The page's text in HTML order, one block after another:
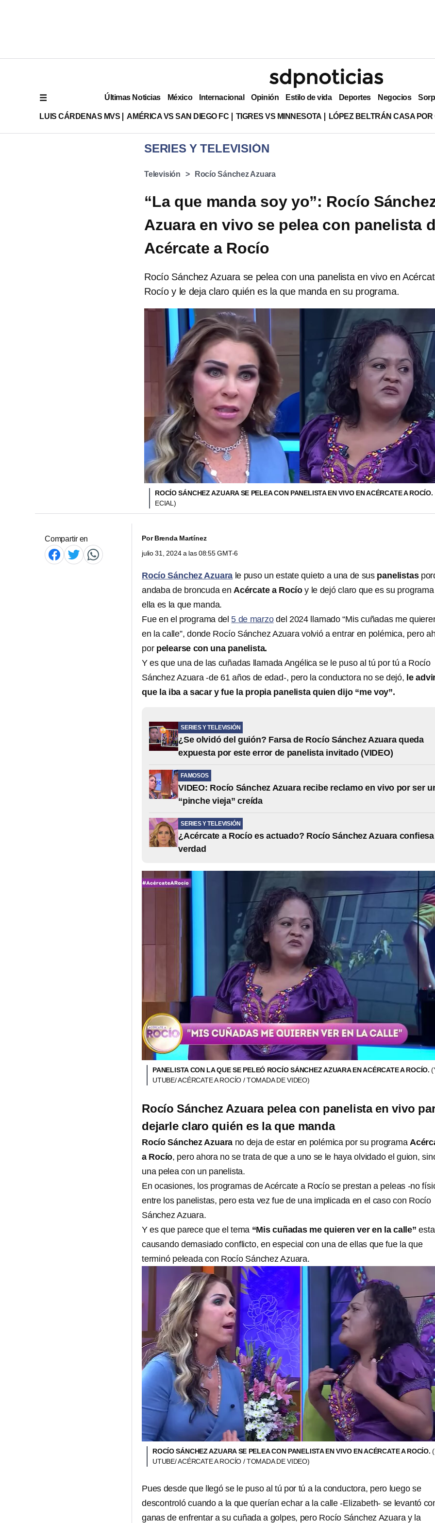
Últimas Noticias México Internacional Opinión Estilo de vida Deportes Negocios
LUIS CÁRDENAS MVS AMÉRICA VS SAN DIEGO FC TIGRES VS MINNESOTA LÓPEZ BELTRÁN CASA
SERIES Y TELEVISIÓN
Televisión Rocío Sánchez Azuara
“La que manda soy yo”: Rocío
Azuara en vivo se pelea con panelista
Acércate a Rocío
Rocío Sánchez Azuara se pelea con una panelista en vivo en
Rocío y le deja claro quién es la que manda en su programa.
ROCÍO SÁNCHEZ AZUARA SE PELEA CON PANELISTA EN VIVO EN ACÉRCATE A ROCÍO.
ECIAL)
Compartir en PorBrenda Martínez
julio 31, 2024 a las 08:55 GMT-6
Rocío Sánchez Azuara le puso un estate quieto a una de sus panelistas
andaba de broncuda enAcércate a Rocíoy le dejó claro que es su
ella es la que manda.
Fue en el programa del 5 de marzodel 2024 llamado “Mis cuñadas me
en la calle”, donde Rocío Sánchez Azuara volvió a entrar en polémica, pero
por pelearse con una panelista.
Y es que una de las cuñadas llamada Angélica se le puso al tú por tú a Rocío
Sánchez Azuara -de 61 años de edad-, pero la conductora no se dejó, le
que la iba a sacar y fue la propia panelista quien dijo “me voy”.
SERIES Y TELEVISIÓN
¿Se olvidó del guión? Farsa de Rocío Sánchez Azuara queda
expuesta por este error de panelista invitado (VIDEO)
FAMOSOS
VIDEO: Rocío Sánchez Azuara recibe reclamo en vivo por ser
“pinche vieja” creída
SERIES Y TELEVISIÓN
¿Acércate a Rocío es actuado? Rocío Sánchez Azuara
verdad
PANELISTA CON LA QUE SE PELEÓ ROCÍO SÁNCHEZ AZUARA EN ACÉRCATE A ROCÍO.
UTUBE/ ACÉRCATE A ROCÍO / TOMADA DE VIDEO)
Rocío Sánchez Azuara pelea con panelista en vivo
dejarle claro quién es la que manda
Rocío Sánchez Azuara no deja de estar en polémica por su programa
a Rocío, pero ahora no se trata de que a uno se le haya olvidado el guion,
una pelea con un panelista.
En ocasiones, los programas de Acércate a Rocío se prestan a peleas -no
entre los panelistas, pero esta vez fue de una implicada en el caso con Rocío
Sánchez Azuara.
Y es que parece que el tema “Mis cuñadas me quieren ver en la calle”
causando demasiado conflicto, en especial con una de ellas que fue la que
terminó peleada con Rocío Sánchez Azuara.
ROCÍO SÁNCHEZ AZUARA SE PELEA CON PANELISTA EN VIVO EN ACÉRCATE A ROCÍO.
UTUBE/ ACÉRCATE A ROCÍO / TOMADA DE VIDEO)
Pues desde que llegó se le puso al tú por tú a la conductora, pero luego se
descontroló cuando a la que querían echar a la calle -Elizabeth- se levantó
ganas de enfrentar a su cuñada a golpes, pero Rocío Sánchez Azuara y la